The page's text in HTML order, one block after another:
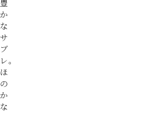
豊
か
な
サ
ブ
レ。
ほ
の
か
な